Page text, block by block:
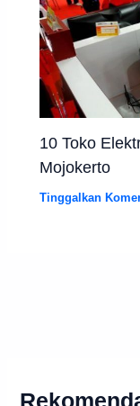
10 Toko
Mojokerto
Tinggalkan